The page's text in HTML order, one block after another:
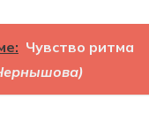
Чувство ритма